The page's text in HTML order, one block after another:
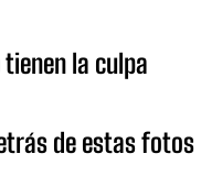
tienen la culpa
de estas fotos